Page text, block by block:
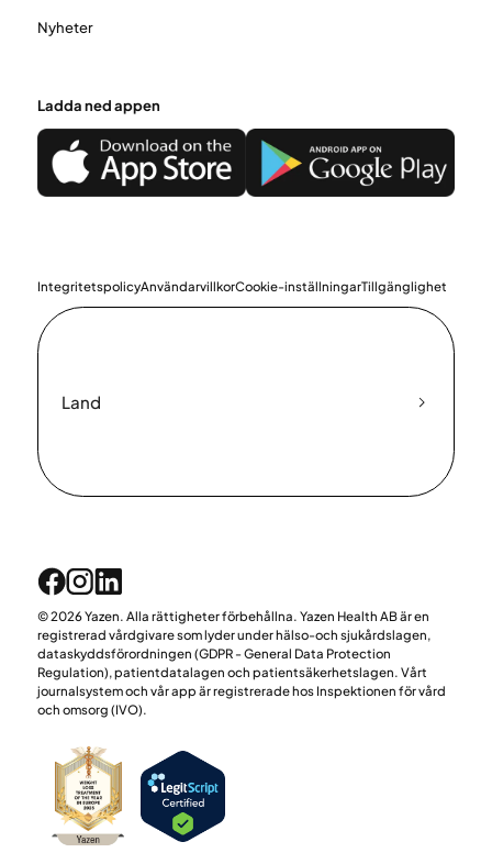
Nyheter
Ladda ned appen
IntegritetspolicyAnvändarvillkorCookie-inställningarTillgänglighet
Land
© 2026 Yazen. Alla rättigheter förbehållna. Yazen Health AB är en
registrerad vårdgivare som lyder under hälso-och sjukårdslagen,
dataskyddsförordningen (GDPR - General Data Protection
Regulation), patientdatalagen och patientsäkerhetslagen. Vårt
journalsystem och vår app är registrerade hos Inspektionen för vård
och omsorg (IVO).